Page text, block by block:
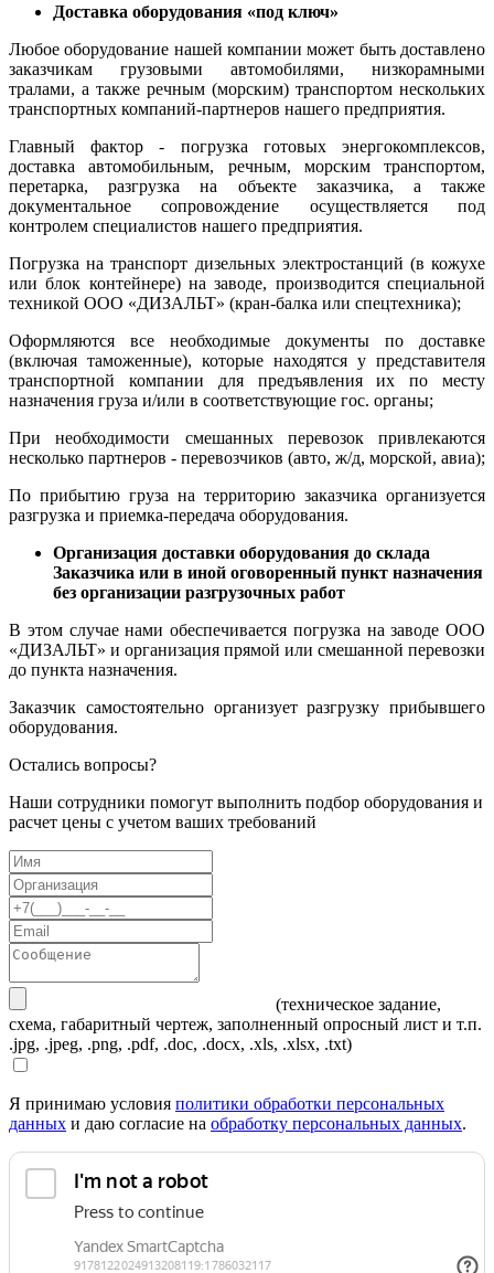
Доставка оборудования «под ключ»
Любое оборудование нашей компании может быть доставлено
заказчикам грузовыми автомобилями, низкорамными
тралами, а также речным (морским) транспортом нескольких
транспортных компаний-партнеров нашего предприятия.
Главный фактор - погрузка готовых энергокомплексов,
доставка автомобильным, речным, морским транспортом,
перетарка, разгрузка на объекте заказчика, а также
документальное сопровождение осуществляется под
контролем специалистов нашего предприятия.
Погрузка на транспорт дизельных электростанций (в кожухе
или блок контейнере) на заводе, производится специальной
техникой ООО «ДИЗАЛЬТ» (кран-балка или спецтехника);
Оформляются все необходимые документы по доставке
(включая таможенные), которые находятся у представителя
транспортной компании для предъявления их по месту
назначения груза и/или в соответствующие гос. органы;
При необходимости смешанных перевозок привлекаются
несколько партнеров - перевозчиков (авто, ж/д, морской, авиа);
По прибытию груза на территорию заказчика организуется
разгрузка и приемка-передача оборудования.
Организация доставки оборудования до склада
Заказчика или в иной оговоренный пункт назначения
без организации разгрузочных работ
В этом случае нами обеспечивается погрузка на заводе ООО
«ДИЗАЛЬТ» и организация прямой или смешанной перевозки
до пункта назначения.
Заказчик самостоятельно организует разгрузку прибывшего
оборудования.
Остались вопросы?
Наши сотрудники помогут выполнить подбор оборудования и
расчет цены с учетом ваших требований
(техническое задание,
схема, габаритный чертеж, заполненный опросный лист и т.п.
.jpg, .jpeg, .png, .pdf, .doc, .docx, .xls, .xlsx, .txt)
Я принимаю условия политики обработки персональных
данных и даю согласие на обработку персональных данных.